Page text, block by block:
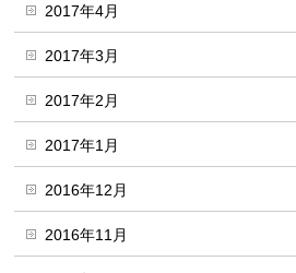
2017年4月
2017年3月
2017年2月
2017年1月
2016年12月
2016年11月